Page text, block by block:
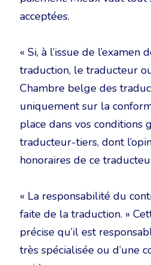
acceptées.
« Si, à l’issue de
traduction, le traducteur
Chambre belge des
uniquement sur la
place dans vos conditions
traducteur-tiers, dont
honoraires de ce
« La responsabilité du
faite de la traduction. »
précise qu’il est
très spécialisée ou d’une